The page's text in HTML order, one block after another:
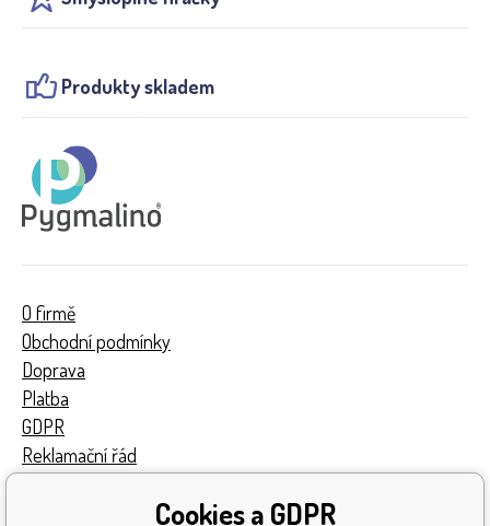
Produkty skladem
O firmě
Obchodní podmínky
Doprava
Platba
GDPR
Reklamační řád
Cookies a GDPR